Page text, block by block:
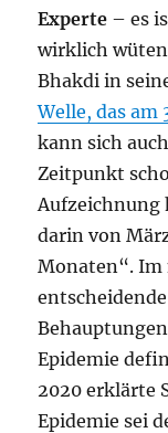
Experte – es
wirklich
Bhakdi in
Welle, das am
kann sich
Zeitpunkt
Aufzeichnung
darin von
Monaten“. Im
Epidemie
2020 erklärte
Epidemie sei